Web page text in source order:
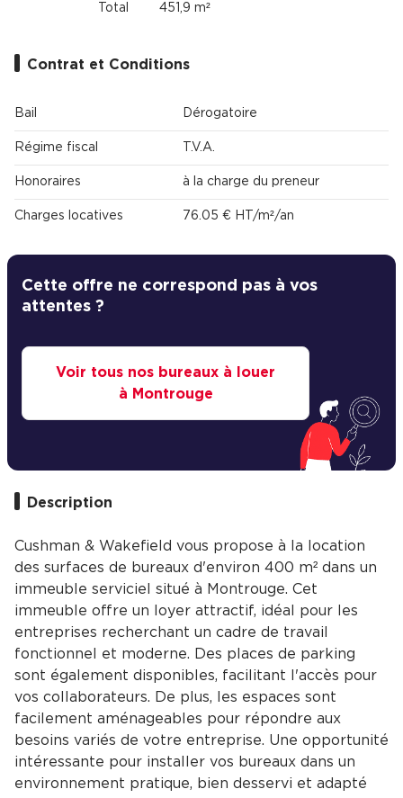
Total 451,9 m²
Contrat et Conditions
Bail Dérogatoire
Régime fiscal T.V.A.
Honoraires à la charge du preneur
Charges locatives 76.05 € HT/m²/an
Cette offre ne correspond pas à vos
attentes ?
Voir tous nos bureaux à louer
à Montrouge
Description
Cushman & Wakefield vous propose à la location
des surfaces de bureaux d'environ 400 m² dans un
immeuble serviciel situé à Montrouge. Cet
immeuble offre un loyer attractif, idéal pour les
entreprises recherchant un cadre de travail
fonctionnel et moderne. Des places de parking
sont également disponibles, facilitant l'accès pour
vos collaborateurs. De plus, les espaces sont
facilement aménageables pour répondre aux
besoins variés de votre entreprise. Une opportunité
intéressante pour installer vos bureaux dans un
environnement pratique, bien desservi et adapté